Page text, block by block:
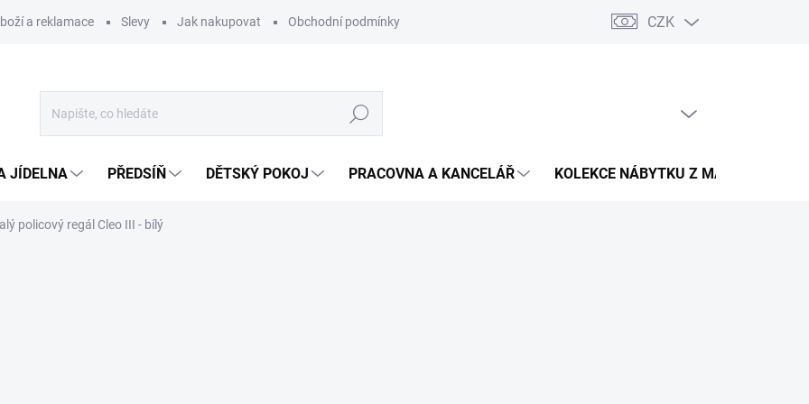
a reklamace Slevy Jak nakupovat Obchodní podmínky Podmínky ochrany osobních údajů Pojištění zásilky
CZK
Hledat
JÍDELNA PŘEDSÍŇ DĚTSKÝ POKOJ PRACOVNA A KANCELÁŘ KOLEKCE NÁBYTKU Z MASIVU
policový regál Cleo III - bílý